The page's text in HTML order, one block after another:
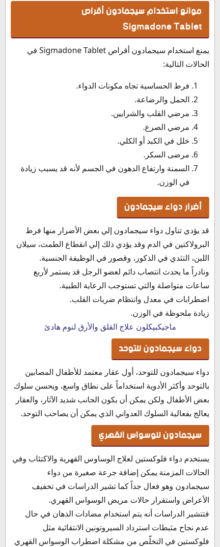
موانع استخدام سيجمادون أقراص
Sigmadone Tablet
يمنع استخدام
سيجمادون أقراص Sigmadone Tablet في
الحالات التالية:
فرط الحساسية تجاه مكونات الدواء.
الحمل والرضاعة.
مرضي القلب والشرايين.
مرضي الصرع.
خلل في الكبد أو الكلي.
مرضى السكر.
السمنة وارتفاع الدهون في الجسم لأنه قد يسبب زيادة
في الوزن.
أضرار دواء سيجمادون
قد يؤدي تناول دواء سيجمادون إلي بعض الأضرار منها فرط
البرولاكتين في الدم وقد يؤدي ذلك إلي انقطاع الطمث، سيلان
اللبن، التثدي في الذكور، وقصور في الوظيفة الجنسية.
ونادراً ما يحدث انتصاب دائم لعضو الرجل قد يستمر لأربع
ساعات متواصلة والتي تستوجب الرعاية الطبية.
اضطرابات في معدل وانتظام ضربات القلب.
زيادة ملحوظة في الوزن.
ماجيكبيكلون علاج القلق والأرق لنوم هادئ
دواء سيجمادون للتوحد
دواء سيجمادون للتوحد، أول عقار معتمد للأطفال المصابين
بالتوحد وأكثر الأدوية استخداماً على نطاق واسع، ويحسن سلوك
بعض الأطفال ولكن يمكن أن يكون الجانب شديد الآثار، والعقار
يعالج بفعالية السلوك العدواني الذي يمكن أن يصاحب التوحد.
سيجمادون للوسواس القهري
يستخدم دواء فلوكستين لعلاج الوساوس القهرية والاكتئاب وفي
الحالات المزمنة يمكن إضافة جرعة صغيرة من دواء
سيجمادون وهو فعال جداً كما تشير الدراسات في تخفيف
الأعراض واستقرار حالات مريض الوسواس القهري.
فتتشير الدراسات أنه يتم استخدام مضادات الذهان في حال
عدم نجاح مثبطات استرداد السيروتونين الانتقائية مثل
فلوكستين في التخلّص من مشكلة اضطراب الوسواس القهري